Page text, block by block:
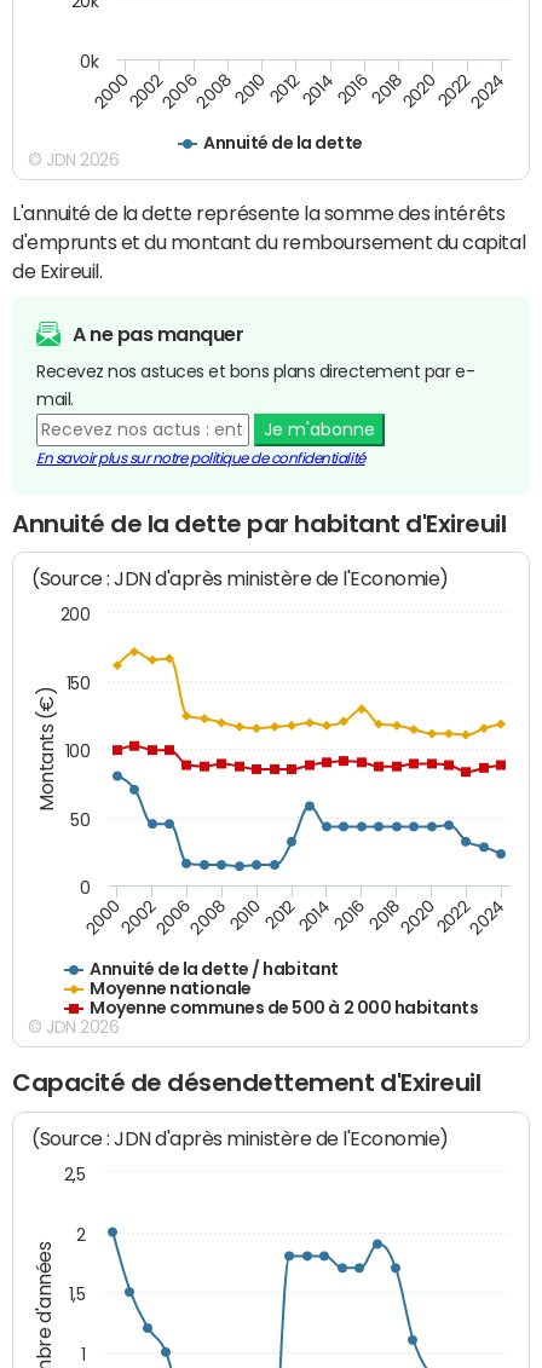
Annuité de la dette
200020022006200820102012201420162018202020222024
0k
© JDN 2026
L'annuité de la dette représente la somme des intérêts
d'emprunts et du montant du remboursement du capital
de Exireuil.
A ne pas manquer
Recevez nos astuces et bons plans directement par e-
mail.
Je m'abonne
En savoir plus sur notre politique de confidentialité
Annuité de la dette par habitant d'Exireuil
Montants (€)
(Source : JDN d'après ministère de l'Economie)
Annuité de la dette / habitant
Moyenne nationale
Moyenne communes de 500 à 2 000 habitants
200020022006200820102012201420162018202020222024
0
50
100
150
200
© JDN 2026
Capacité de désendettement d'Exireuil
Nombre d'années
(Source : JDN d'après ministère de l'Economie)
1
1,5
2
2,5